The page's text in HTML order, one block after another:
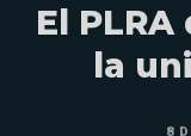
El
la
8